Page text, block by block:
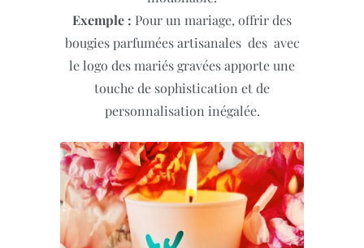
Exemple : Pour un mariage, offrir des
bougies parfumées artisanales des avec
le logo des mariés gravées apporte une
touche de sophistication et de
personnalisation inégalée.